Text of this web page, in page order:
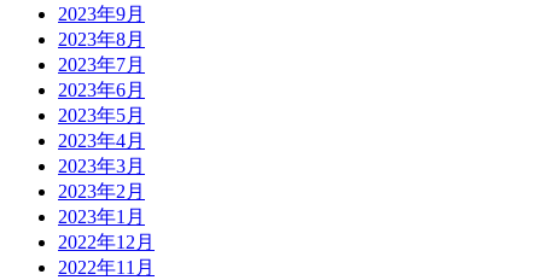
2023年9月
2023年8月
2023年7月
2023年6月
2023年5月
2023年4月
2023年3月
2023年2月
2023年1月
2022年12月
2022年11月